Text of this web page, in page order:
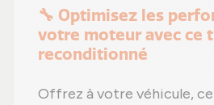
🔧 Optimisez les
votre moteur avec ce
reconditionné
Offrez à votre véhicule, ce